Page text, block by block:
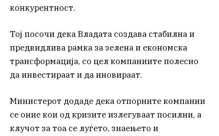
конкурентност.
Тој посочи дека Владата создава стабилна и
предвидлива рамка за зелена и економска
трансформација, со цел компаниите полесно
да инвестираат и да иновираат.
Министерот додаде дека отпорните компании
се оние кои од кризите излегуваат посилни, а
клучот за тоа се луѓето, знаењето и